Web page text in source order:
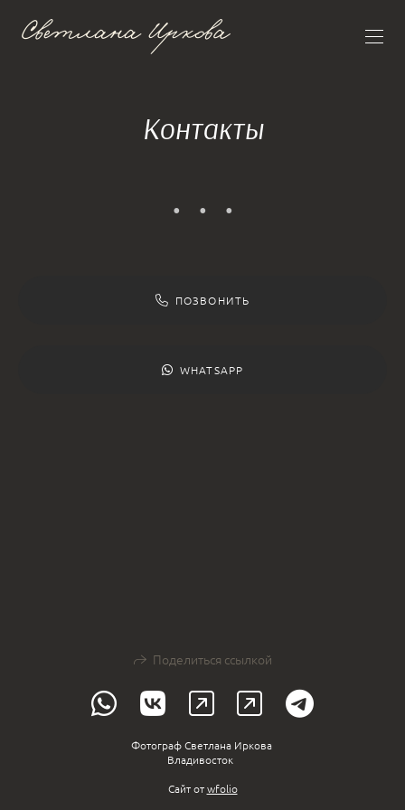
Контакты
ПОЗВОНИТЬ
WHATSAPP
Поделиться ссылкой
Фотограф Светлана Иркова
Владивосток
Сайт отwfolio